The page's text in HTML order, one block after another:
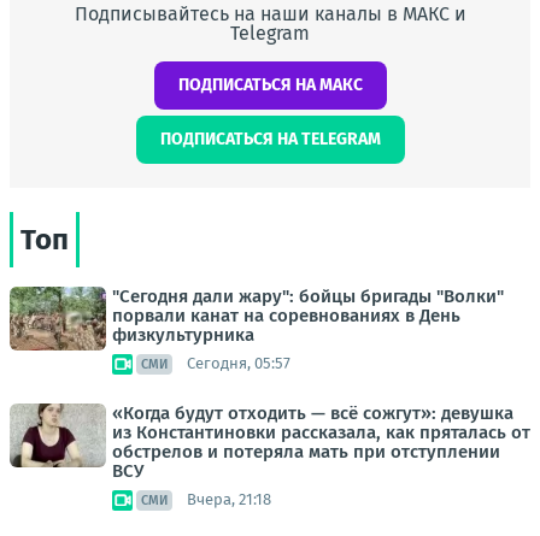
Подписывайтесь на наши каналы в МАКС и
Telegram
ПОДПИСАТЬСЯ НА МАКС
ПОДПИСАТЬСЯ НА TELEGRAM
Топ
"Сегодня дали жару": бойцы бригады "Волки"
порвали канат на соревнованиях в День
физкультурника
СМИ Сегодня, 05:57
«Когда будут отходить — всё сожгут»: девушка
из Константиновки рассказала, как пряталась от
обстрелов и потеряла мать при отступлении
ВСУ
СМИ Вчера, 21:18